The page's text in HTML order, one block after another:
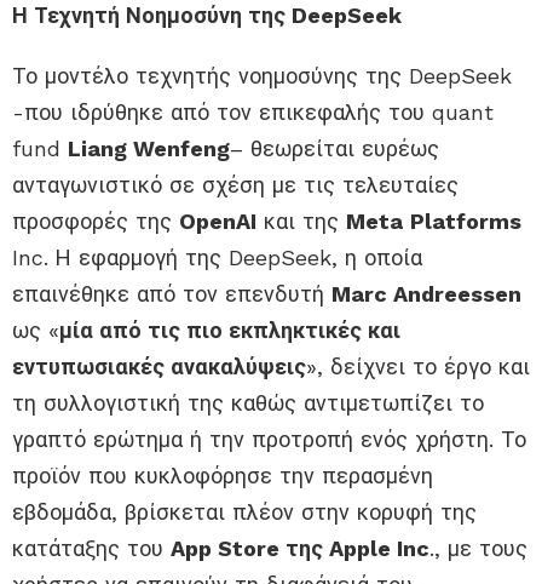
Η Τεχνητή Νοημοσύνη της DeepSeek
Το μοντέλο τεχνητής νοημοσύνης της DeepSeek
-που ιδρύθηκε από τον επικεφαλής του quant
fund Liang Wenfeng– θεωρείται ευρέως
ανταγωνιστικό σε σχέση με τις τελευταίες
προσφορές της OpenAI και της Meta Platforms
Inc. Η εφαρμογή της DeepSeek, η οποία
επαινέθηκε από τον επενδυτή Marc Andreessen
ως «μία από τις πιο εκπληκτικές και
εντυπωσιακές ανακαλύψεις», δείχνει το έργο και
τη συλλογιστική της καθώς αντιμετωπίζει το
γραπτό ερώτημα ή την προτροπή ενός χρήστη. Το
προϊόν που κυκλοφόρησε την περασμένη
εβδομάδα, βρίσκεται πλέον στην κορυφή της
κατάταξης του App Store της Apple Inc., με τους